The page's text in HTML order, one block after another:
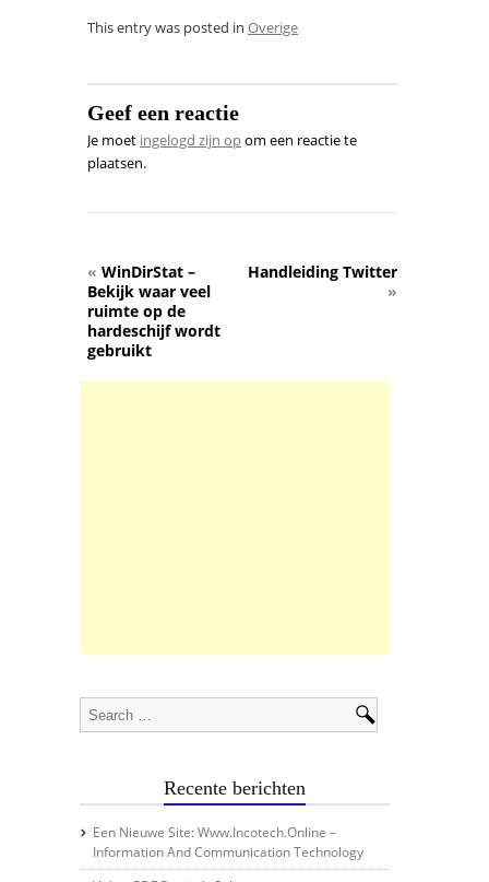
This entry was posted in Overige
Geef een reactie
Je moet ingelogd zijn opom een reactie te
plaatsen.
« WinDirStat –
Bekijk waar veel
ruimte op de
hardeschijf wordt
gebruikt
Handleiding Twitter
»
Recente berichten
Een Nieuwe Site: Www.incotech.online –
Information And Communication Technology